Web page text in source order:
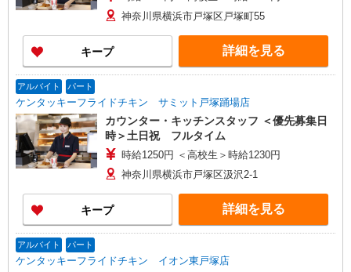
神奈川県横浜市戸塚区戸塚町55
キープ 詳細を見る
アルバイト パート
ケンタッキーフライドチキン サミット戸塚踊場店
カウンター・キッチンスタッフ ＜優先募集日
時＞土日祝 フルタイム
時給1250円 ＜高校生＞時給1230円
神奈川県横浜市戸塚区汲沢2-1
キープ 詳細を見る
アルバイト パート
ケンタッキーフライドチキン イオン東戸塚店